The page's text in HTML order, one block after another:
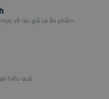
về tác giả và ấn phẩm
hiệu quả